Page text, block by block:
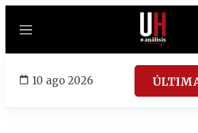
Menú
10 ago 2026